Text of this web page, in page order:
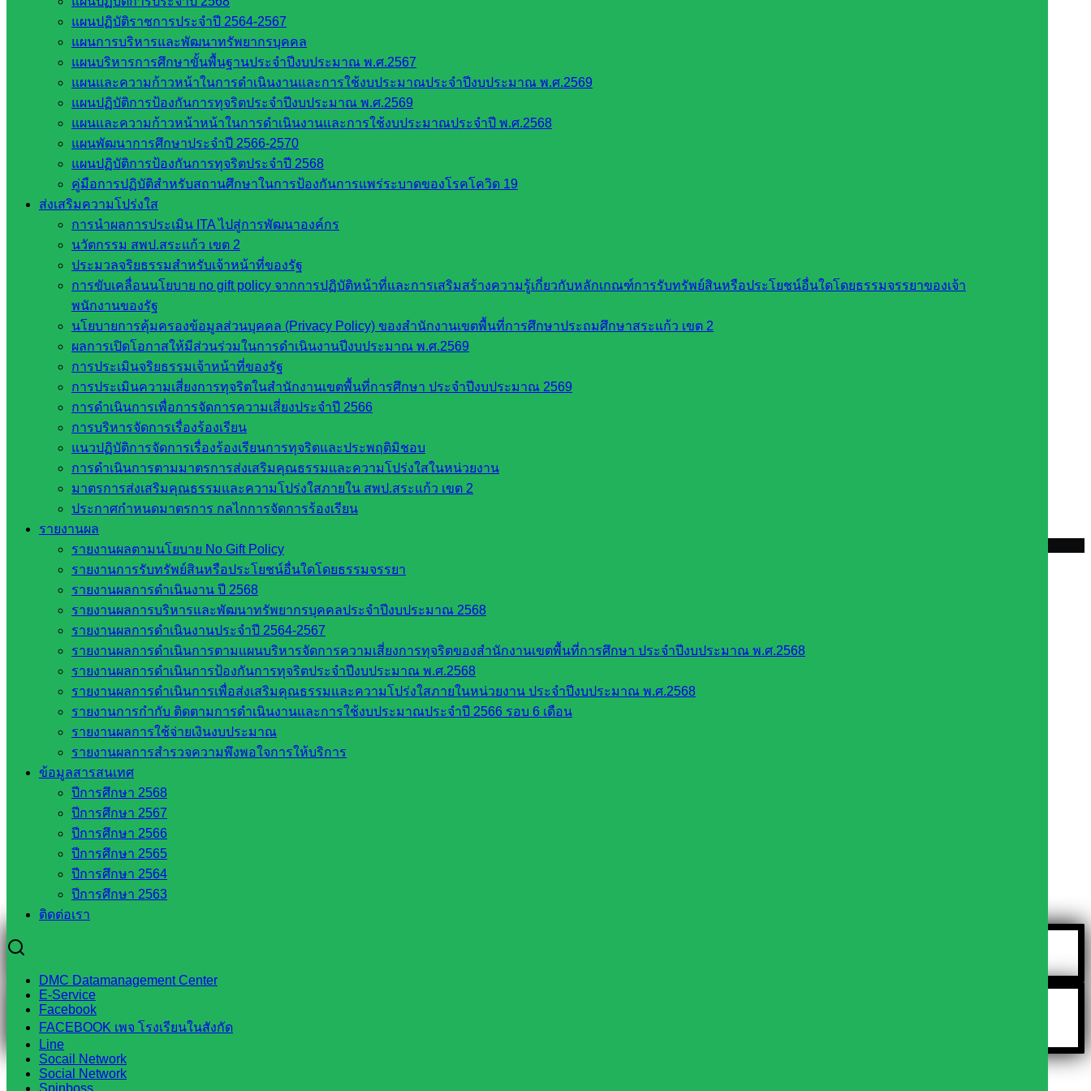
แผนปฏิบัติราชการประจำปี 2564-2567
แผนการบริหารและพัฒนาทรัพยากรบุคคล
แผนบริหารการศึกษาขั้นพื้นฐานประจำปีงบประมาณ พ.ศ.2567
แผนและความก้าวหน้าในการดำเนินงานและการใช้งบประมาณประจำปีงบประมาณ พ.ศ.2569
แผนปฏิบัติการป้องกันการทุจริตประจำปีงบประมาณ พ.ศ.2569
แผนและความก้าวหน้าหน้าในการดำเนินงานและการใช้งบประมาณประจำปี พ.ศ.2568
แผนพัฒนาการศึกษาประจำปี 2566-2570
แผนปฏิบัติการป้องกันการทุจริตประจำปี 2568
คู่มือการปฏิบัติสำหรับสถานศึกษาในการป้องกันการแพร่ระบาดของโรคโควิด 19
ส่งเสริมความโปร่งใส
การนำผลการประเมิน ITA ไปสู่การพัฒนาองค์กร
นวัตกรรม สพป.สระแก้ว เขต 2
ประมวลจริยธรรมสำหรับเจ้าหน้าที่ของรัฐ
การขับเคลื่อนนโยบาย no gift policy จากการปฏิบัติหน้าที่และการเสริมสร้างความรู้เกี่ยวกับหลักเกณฑ์การรับทรัพย์สินหรือประโยชน์อื่นใดโดยธรรมจรรยาของเจ้า
พนักงานของรัฐ
นโยบายการคุ้มครองข้อมูลส่วนบุคคล (Privacy Policy) ของสำนักงานเขตพื้นที่การศึกษาประถมศึกษาสระแก้ว เขต 2
ผลการเปิดโอกาสให้มีส่วนร่วมในการดำเนินงานปีงบประมาณ พ.ศ.2569
การประเมินจริยธรรมเจ้าหน้าที่ของรัฐ
การประเมินความเสี่ยงการทุจริตในสำนักงานเขตพื้นที่การศึกษา ประจำปีงบประมาณ 2569
การดำเนินการเพื่อการจัดการความเสี่ยงประจำปี 2566
การบริหารจัดการเรื่องร้องเรียน
แนวปฏิบัติการจัดการเรื่องร้องเรียนการทุจริตและประพฤติมิชอบ
การดำเนินการตามมาตรการส่งเสริมคุณธรรมและความโปร่งใสในหน่วยงาน
มาตรการส่งเสริมคุณธรรมและความโปร่งใสภายใน สพป.สระแก้ว เขต 2
ประกาศกำหนดมาตรการ กลไกการจัดการร้องเรียน
รายงานผล
รายงานผลตามนโยบาย No Gift Policy
รายงานการรับทรัพย์สินหรือประโยชน์อื่นใดโดยธรรมจรรยา
รายงานผลการดำเนินงาน ปี 2568
รายงานผลการบริหารและพัฒนาทรัพยากรบุคคลประจำปีงบประมาณ 2568
รายงานผลการดำเนินงานประจำปี 2564-2567
รายงานผลการดำเนินการตามแผนบริหารจัดการความเสี่ยงการทุจริตของสำนักงานเขตพื้นที่การศึกษา ประจำปีงบประมาณ พ.ศ.2568
รายงานผลการดำเนินการป้องกันการทุจริตประจำปีงบประมาณ พ.ศ.2568
รายงานผลการดำเนินการเพื่อส่งเสริมคุณธรรมและความโปร่งใสภายในหน่วยงาน ประจำปีงบประมาณ พ.ศ.2568
รายงานการกำกับ ติดตามการดำเนินงานและการใช้งบประมาณประจำปี 2566 รอบ 6 เดือน
รายงานผลการใช้จ่ายเงินงบประมาณ
รายงานผลการสำรวจความพึงพอใจการให้บริการ
ข้อมูลสารสนเทศ
ปีการศึกษา 2568
ปีการศึกษา 2567
ปีการศึกษา 2566
ปีการศึกษา 2565
ปีการศึกษา 2564
ปีการศึกษา 2563
ติดต่อเรา
DMC Datamanagement Center
E-Service
Facebook
FACEBOOK เพจ โรงเรียนในสังกัด
Line
Socail Network
Social Network
Spinboss
เว็บไซต์กลุ่มงานในสำนักงาน
กลุ่มอำนวยการ
กลุ่มบริหารงานงานเงินและสินทรัพย์
กลุ่มนโยบายและแผน
กลุ่มส่งเสริมการจัดการศึกษา
กลุ่มบริหารงานบุคคล
กลุ่มพัฒนาครูและบุคลากรฯ
กลุ่มนิเทศติดตามและประเมินผลฯ
เว็บไซต์หลักสูตรต้านทุจริต
ห้องนิเทศ ศน.นิพนธ์ พรมพิไล
ห้องนิเทศ ศน.ชยาธิศ/ศน.อัญชลี
ห้องนิเทศ ดร.สราวดี เพ็งศรีโคตร
เว็บไซต์คณะกรรมการ ก.ต.ป.น.
เว็บไซต์ อ.ค.ก.ศ.เขตพื้นที่การศึกษา
ดาวน์โหลดเอกสาร
กลุ่มอำนวยการ
กลุ่มบริหารงานงานเงินและสินทรัพย์
กลุ่มนโยบายและแผน
กลุ่มส่งเสริมการจัดการศึกษา
กลุ่มบริหารงานบุคคล
กลุ่มพัฒนาครูและบุคลากรฯ
กลุ่มนิเทศติดตามและประเมินผลฯ
::: ©2021 sakarea2.go.th. All rights reserved. Design By SK2 ICT TEAM :::
สอบถามได้นะคะ
Tel 037-232263:
Messenger
Facebook